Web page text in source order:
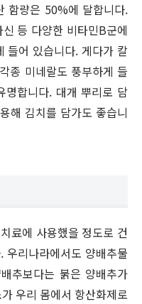
함량은 50%에 달합니다.
등 다양한 비타민B군에
들어 있습니다. 게다가 칼
종 미네랄도 풍부하게 들
명합니다. 대개 뿌리로 담
해 김치를 담가도 좋습니
료에 사용했을 정도로 건
우리나라에서도 양배추물
추보다는 붉은 양배추가
우리 몸에서 항산화제로